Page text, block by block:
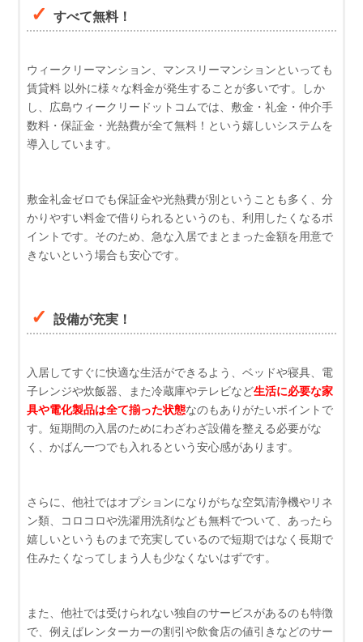
すべて無料！
ウィークリーマンション、マンスリーマンションといっても
賃貸料 以外に様々な料金が発生することが多いです。しか
し、広島ウィークリードットコムでは、敷金・礼金・仲介手
数料・保証金・光熱費が全て無料！という嬉しいシステムを
導入しています。
敷金礼金ゼロでも保証金や光熱費が別ということも多く、分
かりやすい料金で借りられるというのも、利用したくなるポ
イントです。そのため、急な入居でまとまった金額を用意で
きないという場合も安心です。
設備が充実！
入居してすぐに快適な生活ができるよう、ベッドや寝具、電
子レンジや炊飯器、また冷蔵庫やテレビなど生活に必要な家
具や電化製品は全て揃った状態なのもありがたいポイントで
す。短期間の入居のためにわざわざ設備を整える必要がな
く、かばん一つでも入れるという安心感があります。
さらに、他社ではオプションになりがちな空気清浄機やリネ
ン類、コロコロや洗濯用洗剤なども無料でついて、あったら
嬉しいというものまで充実しているので短期ではなく長期で
住みたくなってしまう人も少なくないはずです。
また、他社では受けられない独自のサービスがあるのも特徴
で、例えばレンターカーの割引や飲食店の値引きなどのサー